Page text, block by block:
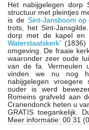
Het nabijgelegen dorp
structuur met pleintjes
is de Sint-Jansboom op
trots, het Sint-
dorp met de kapel en
Waterstaatskerk’
omgeving. De fraaie
waaronder zeer oude
van de fa. Vermeulen
vinden we nu nog
nabijgelegen
ouder is werd
Romeins grafveld aan
Cranendonck heten u
GRATIS toegankelijk.
Meer informatie: 00 31